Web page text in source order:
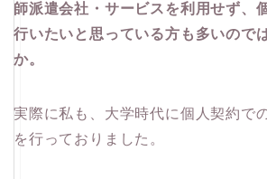
師派遣会社・サービスを利用せず、
行いたいと思っている方も多いので
か。
実際に私も、大学時代に個人契約で
を行っておりました。